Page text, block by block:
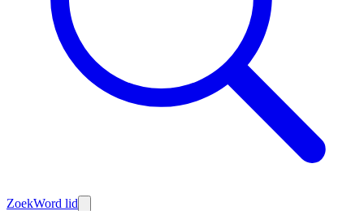
ZoekWord lid